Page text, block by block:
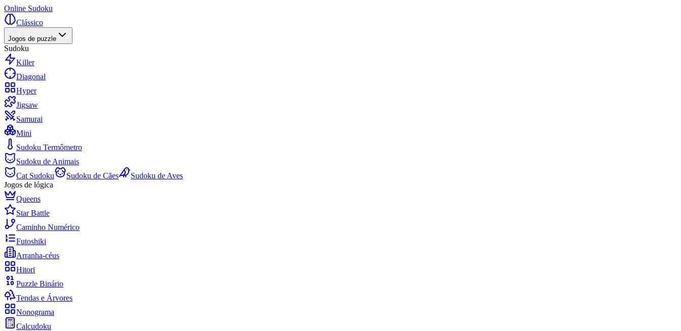
Online Sudoku
Clássico
Jogos de puzzle
Sudoku
Killer
Diagonal
Hyper
Jigsaw
Samurai
Mini
Sudoku Termômetro
Sudoku de Animais
Cat Sudoku
Sudoku de Cães
Sudoku de Aves
Jogos de lógica
Queens
Star Battle
Caminho Numérico
Futoshiki
Arranha-céus
Hitori
Puzzle Binário
Tendas e Árvores
Nonograma
Calcudoku